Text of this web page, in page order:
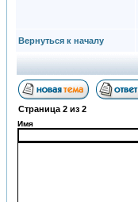
Вернуться к началу
Страница 2 из 2
Имя